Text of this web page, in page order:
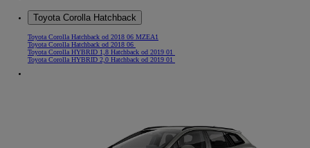
Toyota Corolla Hatchback
Toyota Corolla Hatchback od 2018 06 MZEA1
Toyota Corolla Hatchback od 2018 06
Toyota Corolla HYBRID 1,8 Hatchback od 2019 01
Toyota Corolla HYBRID 2,0 Hatchback od 2019 01